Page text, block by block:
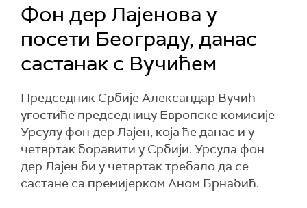
Фон дер Лајенова у
посети Београду, данас
састанак с Вучићем
Председник Србије Александар Вучић
угостиће председницу Европске комисије
Урсулу фон дер Лајен, која ће данас и у
четвртак боравити у Србији. Урсула фон
дер Лајен би у четвртак требало да се
састане са премијерком Аном Брнабић.